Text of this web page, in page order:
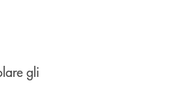
gli